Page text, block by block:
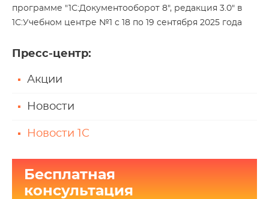
программе "1С:Документооборот 8", редакция 3.0" в
1С:Учебном центре №1 с 18 по 19 сентября 2025 года
Пресс-центр:
Акции
Новости
Новости 1С
Бесплатная
консультация